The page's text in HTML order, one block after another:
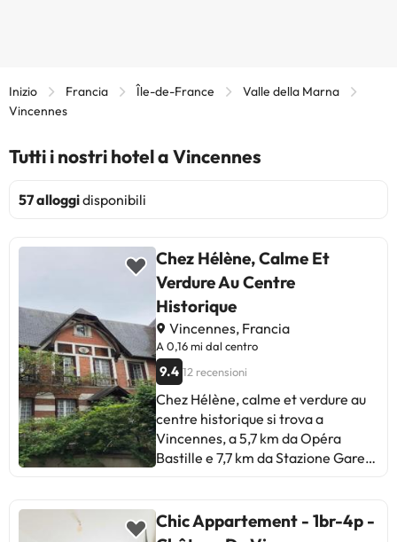
Inizio Francia Île-de-France
Valle della Marna
Vincennes
Tutti i nostri hotel a Vincennes
57 alloggidisponibili
Chez Hélène, Calme Et
Verdure Au Centre
Historique
Vincennes, Francia
A 0,16 mi dal centro
9.4 12 recensioni
Chez Hélène, calme et verdure au
centre historique si trova a
Vincennes, a 5,7 km da Opéra
Bastille e 7,7 km da Stazione Gare
includono una terrazza con vista sul
giardino, una cucina con frigorifero
Chic Appartement - 1br-4p -